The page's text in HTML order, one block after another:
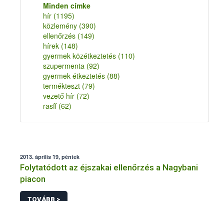
Minden címke
hír (1195)
közlemény (390)
ellenőrzés (149)
hírek (148)
gyermek közétkeztetés (110)
szupermenta (92)
gyermek étkeztetés (88)
termékteszt (79)
vezető hír (72)
rasff (62)
2013. április 19, péntek
Folytatódott az éjszakai ellenőrzés a Nagybani
piacon
TOVÁBB >